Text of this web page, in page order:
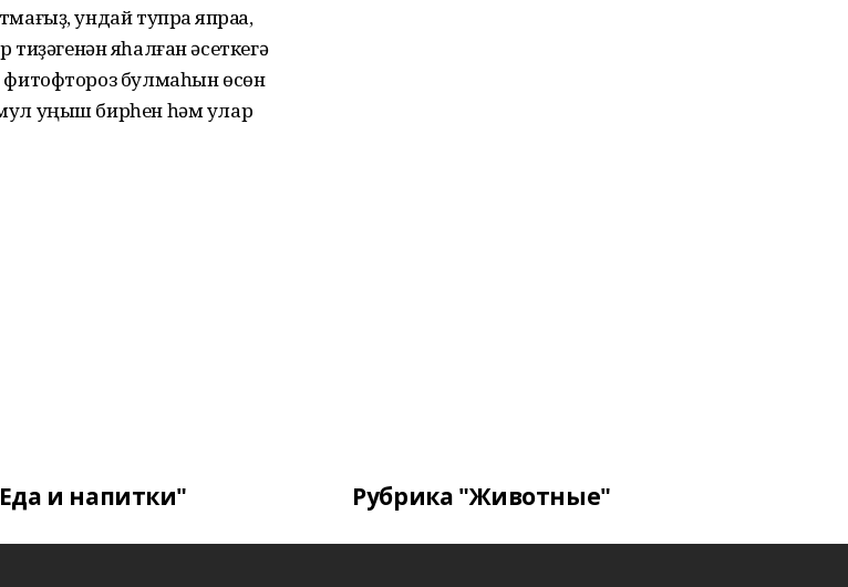
ундай тупраҡ япраҡҡа,
тиҙәгенән яһалған әсеткегә
фитофтороз булмаһын өсөн
уңыш бирһен һәм улар
и напитки" Рубрика "Животные"